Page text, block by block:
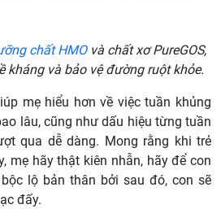
chất HMOvà chất xơ PureGOS,
kháng và bảo vệ đường ruột khỏe.
mẹ hiểu hơn về việc tuần khủng
lâu, cũng như dấu hiệu từng tuần
qua dễ dàng. Mong rằng khi trẻ
mẹ hãy thật kiên nhẫn, hãy để con
lộ bản thân bởi sau đó, con sẽ
đấy.